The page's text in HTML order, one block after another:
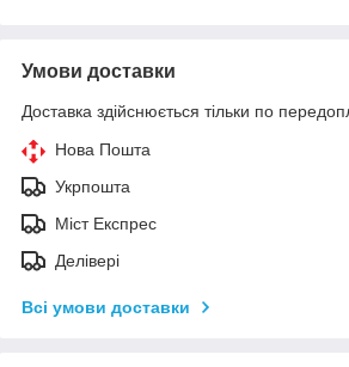
Умови доставки
Доставка здійснюється тільки по
Нова Пошта
Укрпошта
Міст Експрес
Делівері
Всі умови доставки